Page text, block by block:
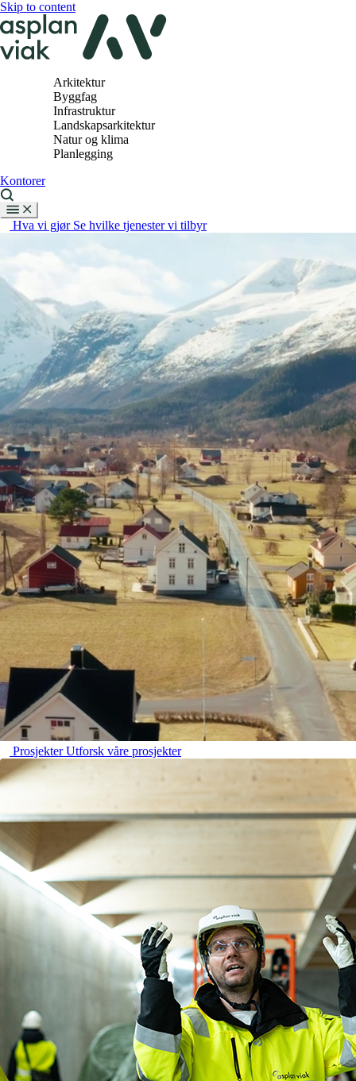
Skip to content
Arkitektur
Byggfag
Infrastruktur
Landskapsarkitektur
Natur og klima
Planlegging
Kontorer
Hva vi gjør Se hvilke tjenester vi tilbyr
ProsjekterUtforsk våre prosjekter